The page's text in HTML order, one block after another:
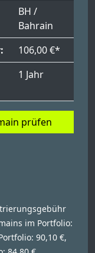
BH /
Bahrain
106,00 €*
1 Jahr
prüfen
im Portfolio:
90,10 €,